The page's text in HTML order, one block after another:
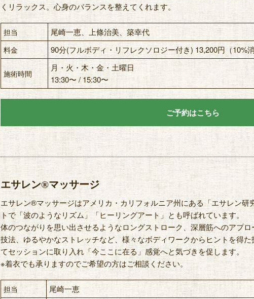
くリラックス。心身のバランスを整えてくれます。
担当 尾崎一恵、上條治美、築幸代
料金 90分(フルボディ・リフレクソロジー付き) 13,200円（10%消
施術時間
月・火・木・金・土曜日
13:30〜 / 15:30〜
ご予約はこちら
エサレン®マッサージ
エサレン®マッサージはアメリカ・カリフォルニア州にある「エサレン研
トで「波のようなリズム」「ヒーリングアート」とも呼ばれています。
体のつながりを思い出させるようなロングストローク、深層筋へのアプ
技法、ゆるやかなストレッチなど、様々なボディワークからヒントを得
てセッションに取り入れ「今ここに在る」感覚へと気づきを促します。
※着衣でも承りますのでご希望の方はご相談ください。
担当 尾崎一恵